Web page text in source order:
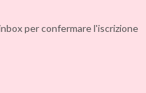
per confermare l'iscrizione